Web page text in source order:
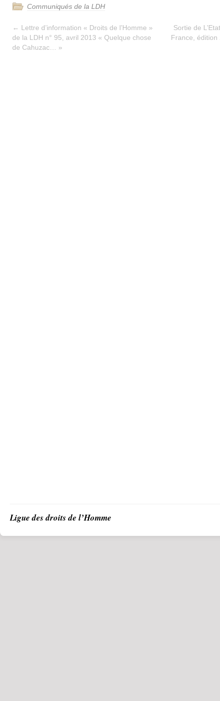
Communiqués de la LDH
← Lettre d’information « Droits de l’Homme »
de la LDH n° 95, avril 2013 « Quelque chose
de Cahuzac… »
Sortie de
France,
Ligue des droits de l’Homme